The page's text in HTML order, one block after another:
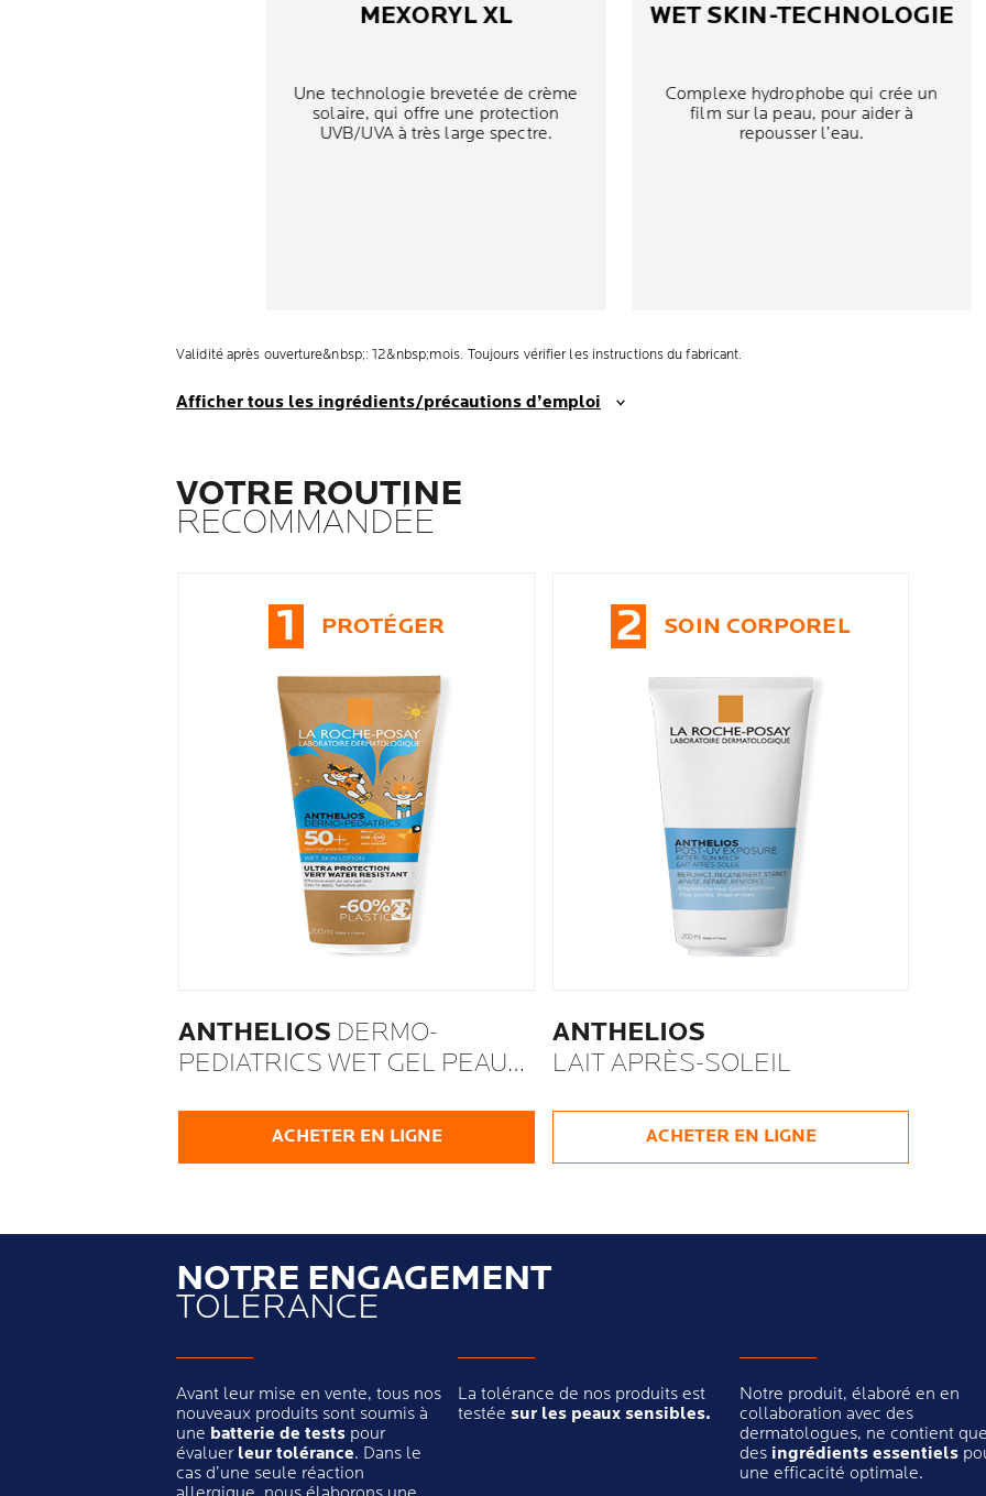
MEXORYL XL
Une technologie brevetée de crème
solaire, qui offre une protection
UVB/UVA à très large spectre.
WET SKIN-TECHNOLOGIE
Complexe hydrophobe qui crée un
film sur la peau, pour aider à
repousser l’eau.
Validité après ouverture&nbsp;: 12&nbsp;mois. Toujours vérifier les instructions du fabricant.
Afficher tous les ingrédients/précautions d’emploi
VOTRE ROUTINE
RECOMMANDÉE
1 PROTÉGER
ANTHELIOS DERMO-
PEDIATRICS WET GEL PEAU
ACHETER EN LIGNE
2 SOIN CORPOREL
ANTHELIOS
LAIT APRÈS-SOLEIL
ACHETER EN LIGNE
NOTRE ENGAGEMENT
TOLÉRANCE
Avant leur mise en vente, tous nos
nouveaux produits sont soumis à
une batterie de tests pour
évaluer leur tolérance. Dans le
cas d’une seule réaction
La tolérance de nos produits est
testée sur les peaux sensibles.
Notre produit, élaboré en en
collaboration avec des
dermatologues, ne contient que
des ingrédients essentiels
une efficacité optimale.